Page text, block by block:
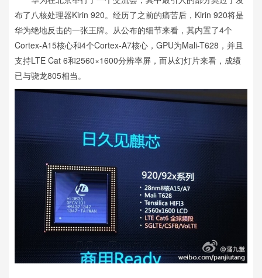
布了八核处理器Kirin 920。经历了之前的痛苦后，Kirin 920将是
华为绝地反击的一张王牌。从公布的细节来看，其内置了4个
Cortex-A15核心和4个Cortex-A7核心，GPU为Mali-T628，并且
支持LTE Cat 6和2560×1600分辨率屏，而从幻灯片来看，成绩
已与骁龙805相当。